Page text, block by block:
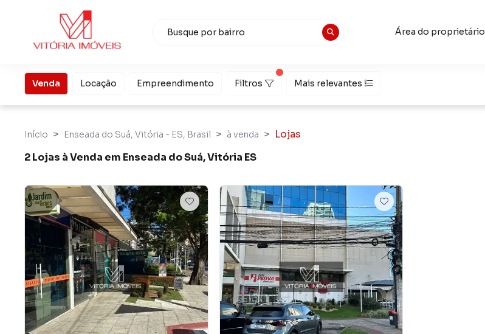
Área do proprietário
Venda Locação Empreendimento Filtros Mais relevantes
Início Enseada do Suá, Vitória - ES, Brasil à venda
Lojas
2 Lojas à Venda em Enseada do Suá, Vitória ES